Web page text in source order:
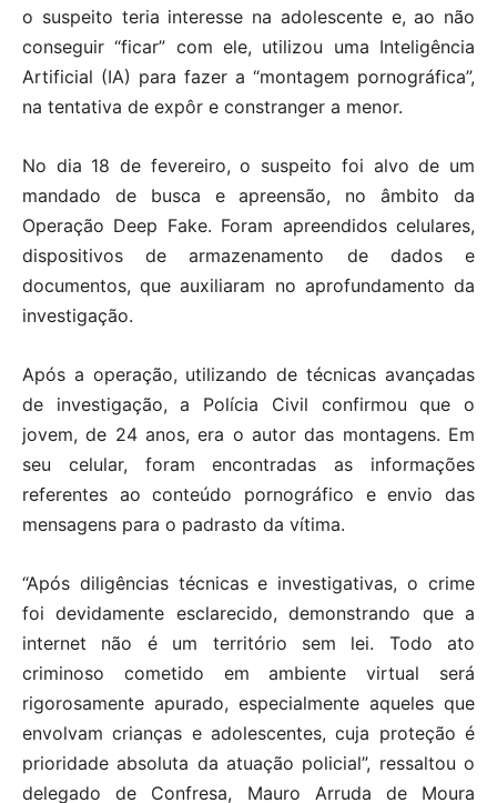
o suspeito teria interesse na adolescente e, ao não
conseguir “ficar” com ele, utilizou uma Inteligência
Artificial (IA) para fazer a “montagem pornográfica”,
na tentativa de expôr e constranger a menor.
No dia 18 de fevereiro, o suspeito foi alvo de um
mandado de busca e apreensão, no âmbito da
Operação Deep Fake. Foram apreendidos celulares,
dispositivos de armazenamento de dados e
documentos, que auxiliaram no aprofundamento da
investigação.
Após a operação, utilizando de técnicas avançadas
de investigação, a Polícia Civil confirmou que o
jovem, de 24 anos, era o autor das montagens. Em
seu celular, foram encontradas as informações
referentes ao conteúdo pornográfico e envio das
mensagens para o padrasto da vítima.
“Após diligências técnicas e investigativas, o crime
foi devidamente esclarecido, demonstrando que a
internet não é um território sem lei. Todo ato
criminoso cometido em ambiente virtual será
rigorosamente apurado, especialmente aqueles que
envolvam crianças e adolescentes, cuja proteção é
prioridade absoluta da atuação policial”, ressaltou o
delegado de Confresa, Mauro Arruda de Moura